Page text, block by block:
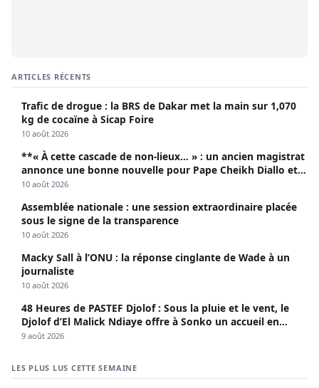
ARTICLES RÉCENTS
Trafic de drogue : la BRS de Dakar met la main sur 1,070
kg de cocaïne à Sicap Foire
10 août 2026
**« À cette cascade de non-lieux… » : un ancien magistrat
annonce une bonne nouvelle pour Pape Cheikh Diallo et
Cie**
10 août 2026
Assemblée nationale : une session extraordinaire placée
sous le signe de la transparence
10 août 2026
Macky Sall à l’ONU : la réponse cinglante de Wade à un
journaliste
10 août 2026
48 Heures de PASTEF Djolof : Sous la pluie et le vent, le
Djolof d’El Malick Ndiaye offre à Sonko un accueil en
apothéose
9 août 2026
LES PLUS LUS CETTE SEMAINE